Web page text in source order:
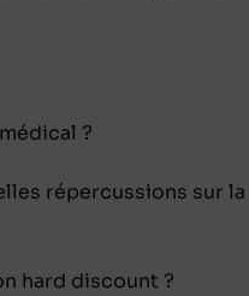
?
répercussions sur la
hard discount ?